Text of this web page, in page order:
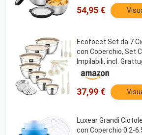
54,95 €
Ecofocet Set da 7
con Coperchio, Set
Impilabili, incl.
Cucina, Ciotola
Preparare Cuocere
cm)
37,99 €
Luxear Grandi
con Coperchio 0.2-